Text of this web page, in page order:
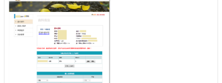
導
技
術